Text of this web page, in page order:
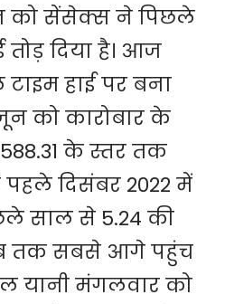
को सेंसेक्स ने पिछले
तोड़ दिया है। आज
हाई पर बना
को कारोबार के
के स्तर तक
दिसंबर 2022 में
साल से 5.24 की
तक सबसे आगे पहुंच
यानी मंगलवार को